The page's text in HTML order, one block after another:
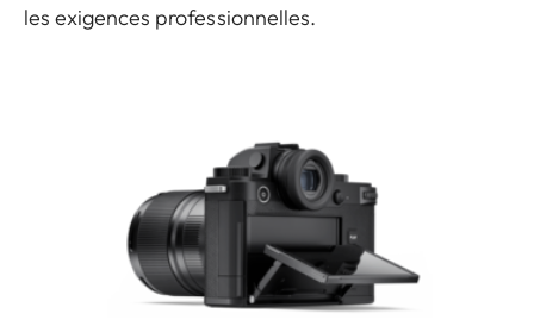
les exigences professionnelles.